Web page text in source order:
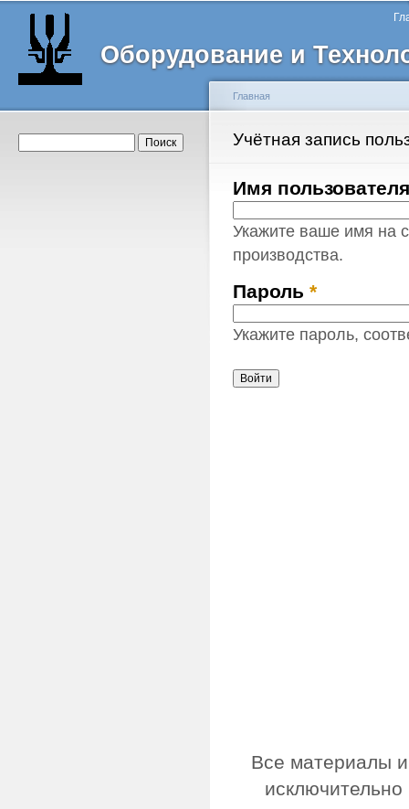
Оборудование и
Главное меню
Вы здесь
Главная
Учётная запись
Главные вкладки
Имя
Укажите ваше имя на
производства.
Пароль *
Укажите пароль,
Все материалы